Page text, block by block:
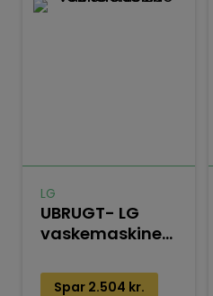
LG
UBRUGT- LG
vaskemaskine
Spar 2.504 kr.